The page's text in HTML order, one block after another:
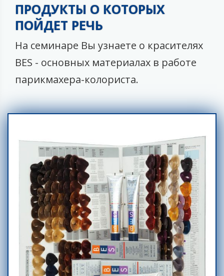
ПРОДУКТЫ О КОТОРЫХ
ПОЙДЕТ РЕЧЬ
На семинаре Вы узнаете о красителях
BES - основных материалах в работе
парикмахера-колориста.